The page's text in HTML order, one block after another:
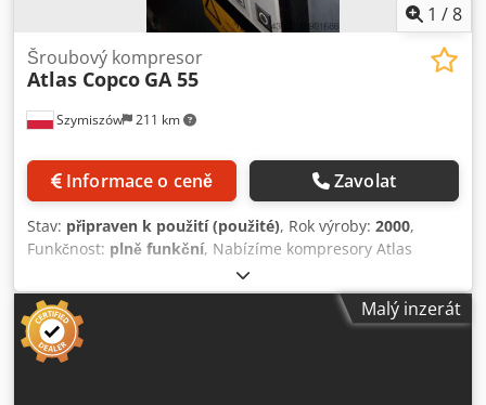
1 /8
Szymiszów 211 km
Šroubový kompresor
Atlas Copco GA 55
Informace o ceně Zavolat
Stav: připraven k použití (použité), Rok výroby: 2000,
Funkčnost: plně funkční, Nabízíme kompresory Atlas
Copco TYP GA 55 Tlak 10 bar Cedpfx Ajwa Iz Asdrerf Výkon
motoru 55 kW Postaven v roce 2000 Kompresor s
dokumentací Vozíme také další kompresory od společností
Atlas Copco, Kaeser a Mahle
Malý inzerát